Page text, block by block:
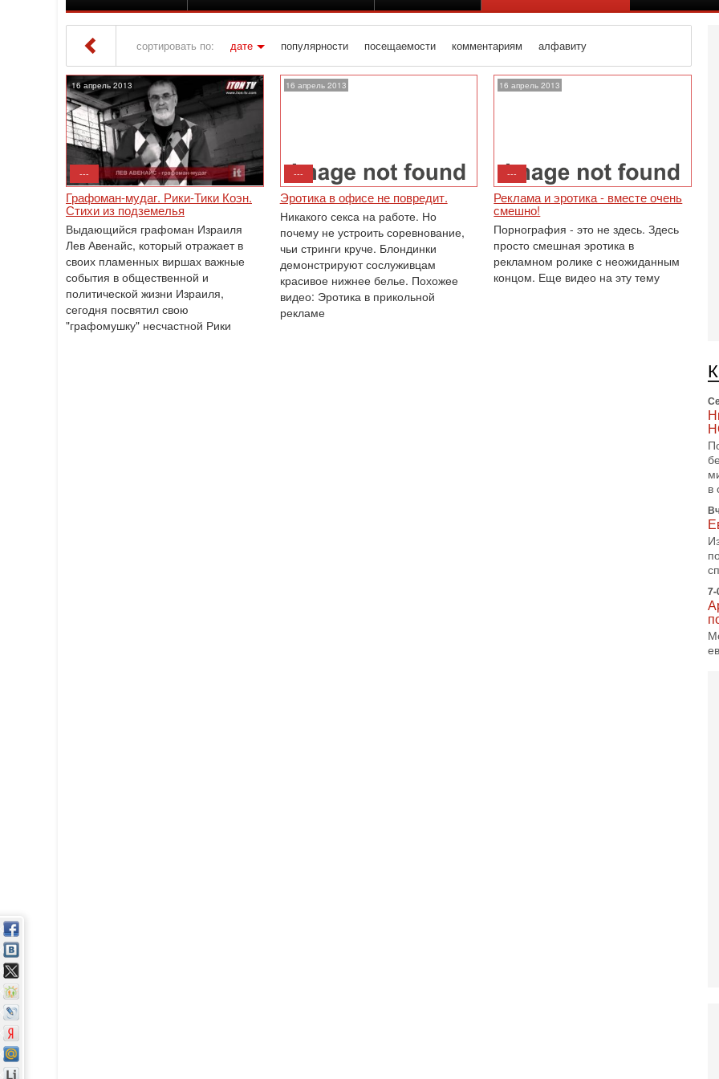
сортировать по: дате популярности посещаемости комментариям алфавиту
Iton TV» Материалы за 16.04.2013
16 апрель 2013
---
Графоман-мудаг. Рики-Тики Коэн.
Стихи из подземелья
Выдающийся графоман Израиля
Лев Авенайс, который отражает в
своих пламенных виршах важные
события в общественной и
политической жизни Израиля,
сегодня посвятил свою
"графомушку" несчастной Рики
16 апрель 2013
---
Эротика в офисе не повредит.
Никакого секса на работе. Но
почему не устроить соревнование,
чьи стринги круче. Блондинки
демонстрируют сослуживцам
красивое нижнее белье. Похожее
видео: Эротика в прикольной
рекламе
16 апрель 2013
---
Реклама и эротика - вместе очень
смешно!
Порнография - это не здесь. Здесь
просто смешная эротика в
рекламном ролике с неожиданным
концом. Еще видео на эту тему
в
7-